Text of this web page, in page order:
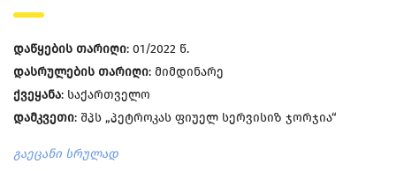
დაწყების თარიღი: 01/2022 წ.
დასრულების თარიღი: მიმდინარე
ქვეყანა: საქართველო
დამკვეთი: შპს „პეტროკას ფიუელ სერვისიზ ჯორჯია“
გაეცანი სრულად